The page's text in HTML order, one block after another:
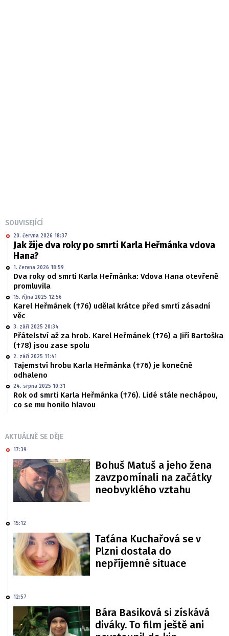
SOUVISEJÍCÍ
20. června 2026 18:37
Jak žije dva roky po smrti Karla Heřmánka vdova
Hana?
1. června 2026 18:59
Dva roky od smrti Karla Heřmánka: Vdova Hana otevřeně
promluvila
15. října 2025 12:56
Karel Heřmánek (†76) udělal krátce před smrtí zásadní
věc
3. září 2025 20:34
Přátelství až za hrob. Karel Heřmánek (†76) a Jiří Bartoška
(†78) jsou zase spolu
2. září 2025 11:41
Tajemství hrobu Karla Heřmánka (†76) je konečně
odhaleno
24. srpna 2025 10:31
Rok od smrti Karla Heřmánka (†76). Lidé stále nechápou,
co se mu honilo hlavou
AKTUÁLNĚ SE DĚJE
17:39
Bohuš Matuš a jeho žena
zavzpomínali na začátky
neobvyklého vztahu
15:12
Taťána Kuchařová se v
Plzni dostala do
nepříjemné situace
12:57
Bára Basiková si získává
diváky. To film ještě ani